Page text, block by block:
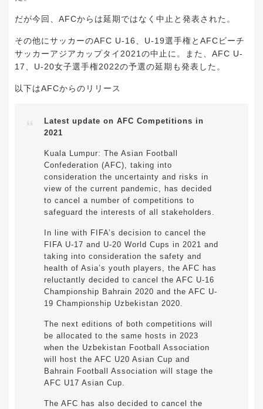
だが今回、AFCからは延期ではなく中止と発表された。
その他にサッカーのAFC U-16、U-19選手権とAFCビーチ
サッカーアジアカップタイ2021の中止に。また、AFC U-
17、U-20女子選手権2022の予選の延期も発表した。
以下はAFCからのリリース
Latest update on AFC Competitions in
2021
Kuala Lumpur: The Asian Football
Confederation (AFC), taking into
consideration the uncertainty and risks in
view of the current pandemic, has decided
to cancel a number of competitions to
safeguard the interests of all stakeholders.
In line with FIFA’s decision to cancel the
FIFA U-17 and U-20 World Cups in 2021 and
taking into consideration the safety and
health of Asia’s youth players, the AFC has
reluctantly decided to cancel the AFC U-16
Championship Bahrain 2020 and the AFC U-
19 Championship Uzbekistan 2020.
The next editions of both competitions will
be allocated to the same hosts in 2023
when the Uzbekistan Football Association
will host the AFC U20 Asian Cup and
Bahrain Football Association will stage the
AFC U17 Asian Cup.
The AFC has also decided to cancel the